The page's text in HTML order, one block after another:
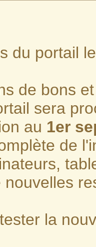
du portail
de bons
sera
au 1er
de
la